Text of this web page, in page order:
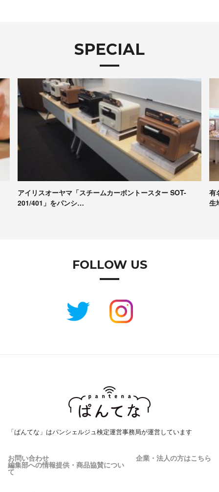
SPECIAL
有名パンシェルジュたちが本音で評価！Pascoの冷凍パン
生地試食＆座談会レポート
【
コ
FOLLOW US
「ぱんてな」はパンシェルジュ検定運営事務局が運営しています
お問い合わせ 企業・法人の方はこちら
編集部への情報提供・商品協賛につい
て